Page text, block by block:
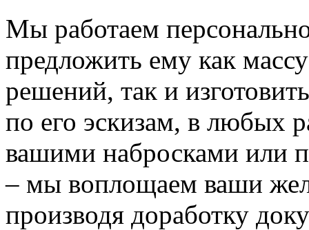
Мы работаем
предложить ему как
решений, так и
по его эскизам, в любых
вашими набросками или
– мы воплощаем ваши
производя доработку